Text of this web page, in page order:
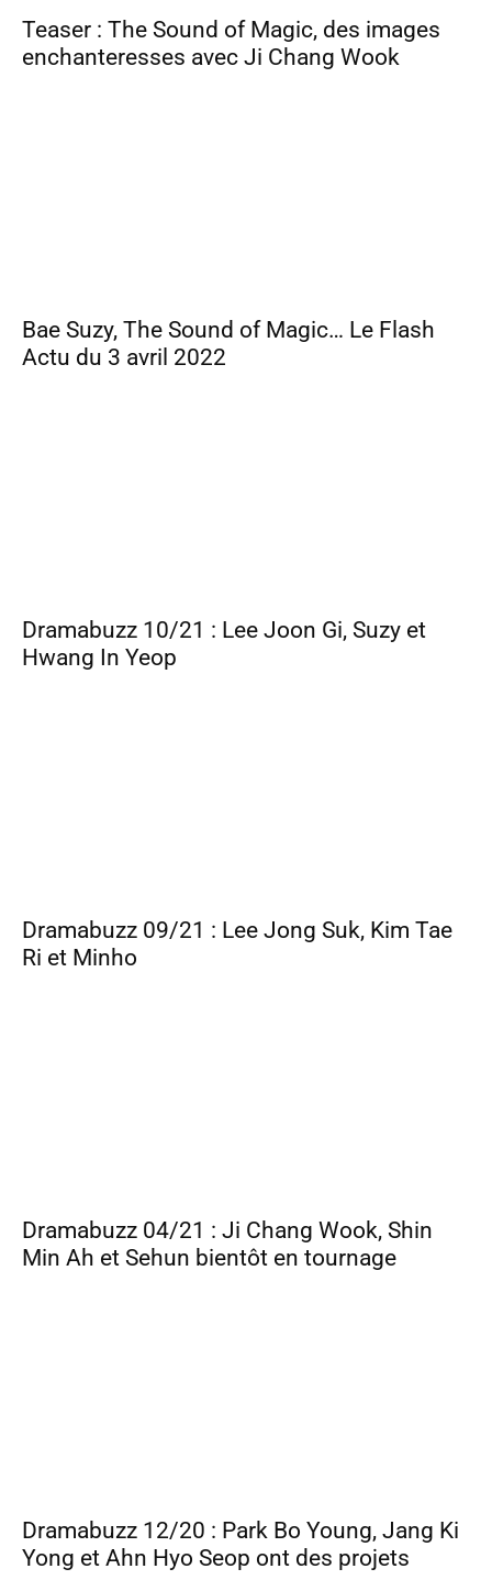
Teaser : The Sound of Magic, des images
enchanteresses avec Ji Chang Wook
Bae Suzy, The Sound of Magic… Le Flash
Actu du 3 avril 2022
Dramabuzz 10/21 : Lee Joon Gi, Suzy et
Hwang In Yeop
Dramabuzz 09/21 : Lee Jong Suk, Kim Tae
Ri et Minho
Dramabuzz 04/21 : Ji Chang Wook, Shin
Min Ah et Sehun bientôt en tournage
Dramabuzz 12/20 : Park Bo Young, Jang Ki
Yong et Ahn Hyo Seop ont des projets